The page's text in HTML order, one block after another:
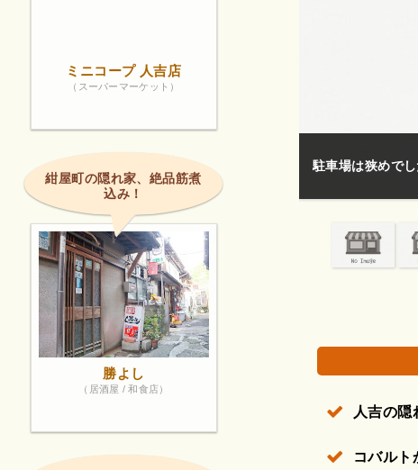
保護されている場合があります。
駐車場は狭めで
人吉の隠
コバルト
ミニコープ 人吉店
（スーパーマーケット）
紺屋町の隠れ家、絶品筋煮
込み！
勝よし
（居酒屋 / 和食店）